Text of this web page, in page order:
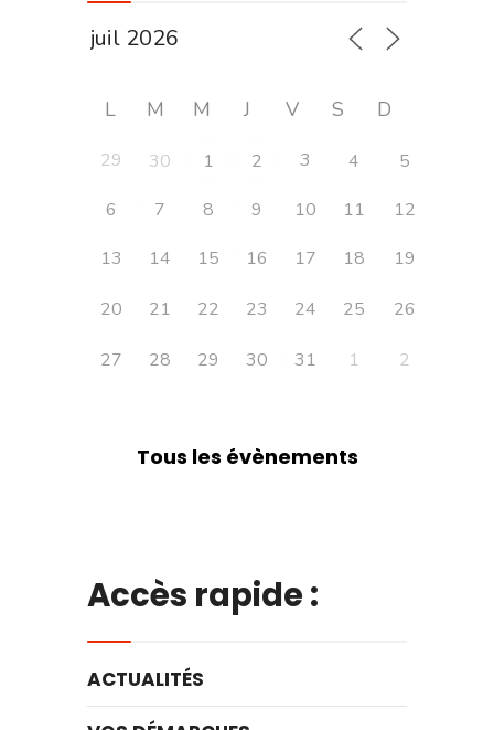
L M M J V S D
29 30 1 2 3 4
5
6
7 8 9 10 11
12
13
14 15 16 17 18 19
20 21 22 23 24 25 26
27 28 29 30 31 1 2
Tous les évènements
Accès rapide :
ACTUALITÉS